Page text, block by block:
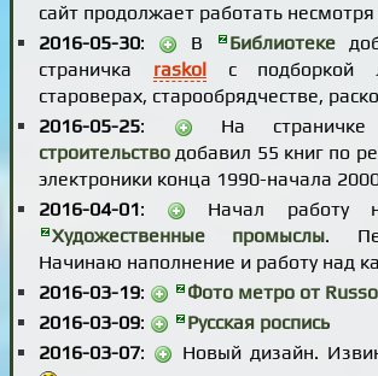
сайт продолжает работать
2016-05-30: В Библиотеке
страничка raskolс подборкой
староверах, старообрядчестве,
2016-05-25: На
строительство добавил 55 книг по
электроники конца 1990-начала
2016-04-01:
Начал работу
Художественные промыслы.
Начинаю наполнение и работу над
2016-03-19:
Фото метро от
2016-03-09:
Русская роспись
2016-03-07: Новый дизайн.